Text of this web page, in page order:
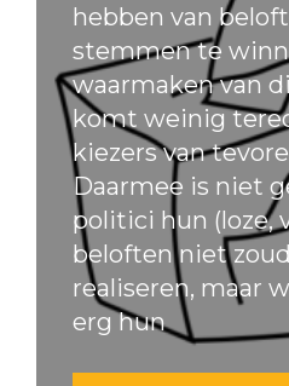
hebben van
stemmen te
waarmaken van
komt weinig
kiezers van
Daarmee is niet
politici hun (loze,
beloften niet
realiseren, maar
erg hun